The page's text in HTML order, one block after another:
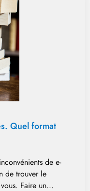
Quel format
de e-
de trouver le
Faire un...